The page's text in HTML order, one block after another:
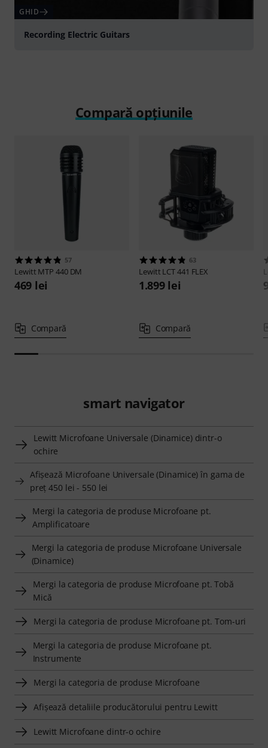
GHID
Recording Electric Guitars
Compară opțiunile
57
Lewitt MTP 440 DM
469 lei
Compară
63
Lewitt LCT 441 FLEX
1.899 lei
Compară
smart navigator
Lewitt Microfoane Universale (Dinamice) dintr-o
ochire
Afişează Microfoane Universale (Dinamice) în gama de
preţ 450 lei - 550 lei
Mergi la categoria de produse Microfoane pt.
Amplificatoare
Mergi la categoria de produse Microfoane Universale
(Dinamice)
Mergi la categoria de produse Microfoane pt. Tobă
Mică
Mergi la categoria de produse Microfoane pt. Tom-uri
Mergi la categoria de produse Microfoane pt.
Instrumente
Mergi la categoria de produse Microfoane
Afişează detaliile producătorului pentru Lewitt
Lewitt Microfoane dintr-o ochire